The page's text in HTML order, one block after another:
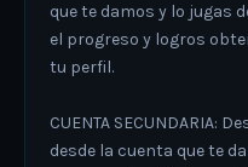
que te damos y lo jugas
el progreso y logros
tu perfil.
CUENTA SECUNDARIA:
desde la cuenta que te